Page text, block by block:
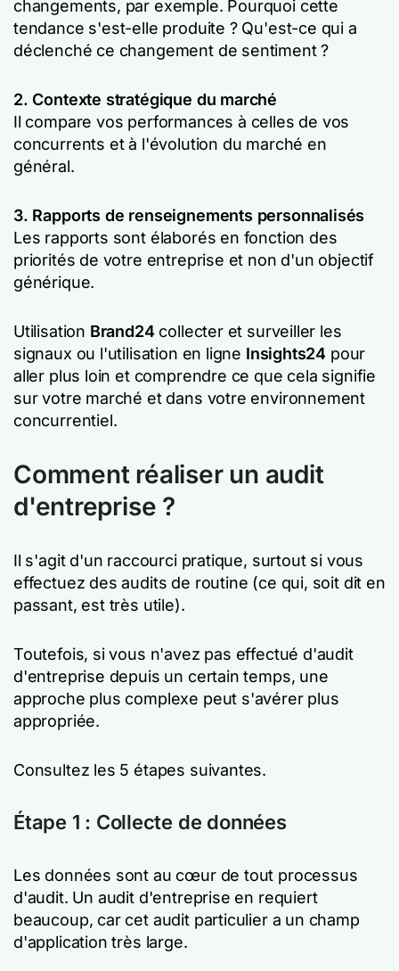
changements, par exemple. Pourquoi cette
tendance s'est-elle produite ? Qu'est-ce qui a
déclenché ce changement de sentiment ?
2. Contexte stratégique du marché
Il compare vos performances à celles de vos
concurrents et à l'évolution du marché en
général.
3. Rapports de renseignements personnalisés
Les rapports sont élaborés en fonction des
priorités de votre entreprise et non d'un objectif
générique.
Utilisation Brand24collecter et surveiller les
signaux ou l'utilisation en ligne Insights24 pour
aller plus loin et comprendre ce que cela signifie
sur votre marché et dans votre environnement
concurrentiel.
Comment réaliser un audit
d'entreprise ?
Il s'agit d'un raccourci pratique, surtout si vous
effectuez des audits de routine (ce qui, soit dit en
passant, est très utile).
Toutefois, si vous n'avez pas effectué d'audit
d'entreprise depuis un certain temps, une
approche plus complexe peut s'avérer plus
appropriée.
Consultez les 5 étapes suivantes.
Étape 1 : Collecte de données
Les données sont au cœur de tout processus
d'audit. Un audit d'entreprise en requiert
beaucoup, car cet audit particulier a un champ
d'application très large.